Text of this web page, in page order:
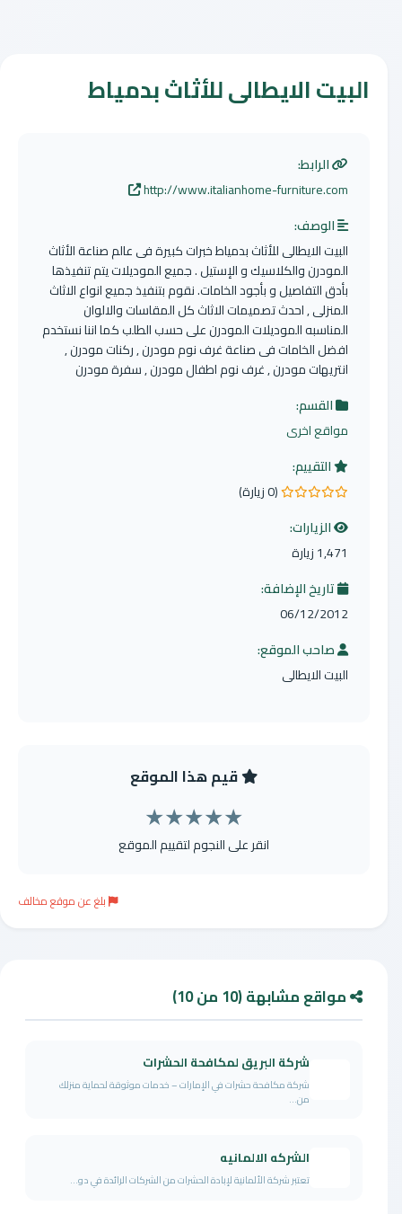
البيت الايطالى للأثاث بدمياط
الرابط:
http://www.italianhome-furniture.com
الوصف:
البيت الايطالى للأثاث بدمياط خبرات كبيرة فى عالم صناعة الأثاث
المودرن والكلاسيك و الإستيل . جميع الموديلات يتم تنفيذها
بأدق التفاصيل و بأجود الخامات. نقوم بتنفيذ جميع انواع الاثاث
المنزلى , احدث تصميمات الاثاث كل المقاسات والالوان
المناسبه الموديلات المودرن على حسب الطلب كما اننا نستخدم
افضل الخامات فى صناعة غرف نوم مودرن , ركنات مودرن ,
انتريهات مودرن , غرف نوم اطفال مودرن , سفرة مودرن
القسم:
مواقع اخرى
التقييم:
0.0 من 5 نجوم
(0 زيارة)
الزيارات:
1,471 زيارة
تاريخ الإضافة:
06/12/2012
صاحب الموقع:
البيت الايطالى
قيم هذا الموقع
★
★
★
★
★
انقر على النجوم لتقييم الموقع
بلغ عن موقع مخالف
مواقع مشابهة (10 من 10)
شركة البريق لمكافحة الحشرات
شركة مكافحة حشرات في الإمارات – خدمات موثوقة لحماية منزلك
من...
الشركه الالمانيه
تعتبر شركة الألمانية لإبادة الحشرات من الشركات الرائدة في دو...